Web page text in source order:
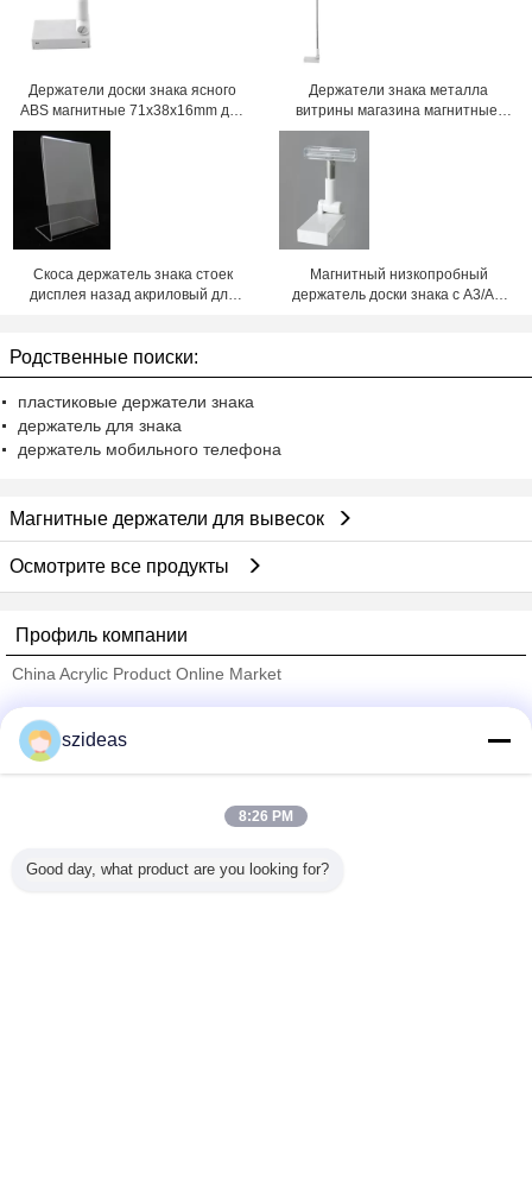
Держатели доски знака ясного
ABS магнитные 71x38x16mm для
рамки ПК A3 A4 A5
Держатели знака металла
витрины магазина магнитные,
регулируемая стойка дисплея
шипучки высоты
Скоса держатель знака стоек
дисплея назад акриловый для
Магнитный низкопробный
держатель доски знака с А3/А4/
Родственные поиски:
пластиковые держатели знака
держатель для знака
держатель мобильного телефона
Магнитные держатели для вывесок
Осмотрите все продукты
Профиль компании
China Acrylic Product Online Market
Trust Seal
Все продукты
szideas
8:26 PM
Good day, what product are you looking for?